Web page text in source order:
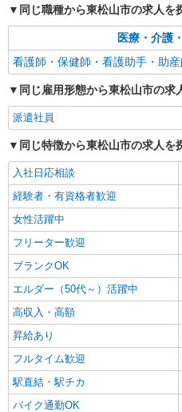
します ※交通費
援内容により細
同じ職種から東松山市の求人を
医療・介護
看護師・保健師・看護助手・助産
同じ雇用形態から東松山市の求
派遣社員
同じ特徴から東松山市の求人を
入社日応相談
経験者・有資格者歓迎
女性活躍中
フリーター歓迎
ブランクOK
エルダー（50代～）活躍中
高収入・高額
昇給あり
フルタイム歓迎
駅直結・駅チカ
バイク通勤OK